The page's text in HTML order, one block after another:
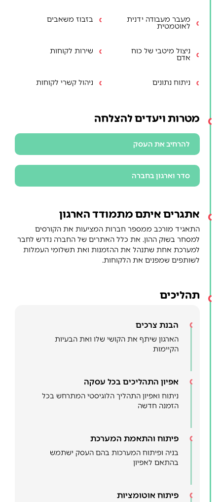
מעבר מעבודה ידנית
לאוטמטית
בזבוז משאבים
ניצול מיטבי של כוח
אדם
שירות לקוחות
ניתוח נתונים ניהול קשרי לקוחות
מטרות ויעדים להצלחה
להרחיב את העסק
סדר וארגון בחברה
אתגרים איתם מתמודד הארגון
התאגיד מורכב ממספר חברות המציעות את הקורסים
למסחר בשוק ההון. את כלל האתרים של החברה נדרש לחבר
למערכת אחת שתנהל את ההזמנות ואת תשלומי העמלות
לשותפים שמפנים את הלקוחות.
תהליכים
הבנת צרכים
הארגון שיתף את הקושי שלו ואת הבעיות
הקיימות
אפיון התהליכים בכל עסקה
ניתוח ואפיון התהליך הלוגיסטי המתרחש בכל
הזמנה חדשה
פיתוח והתאמת המערכת
בניה ופיתוח המערכות בהם העסק ישתמש
בהתאם לאפיון
פיתוח אוטומציות